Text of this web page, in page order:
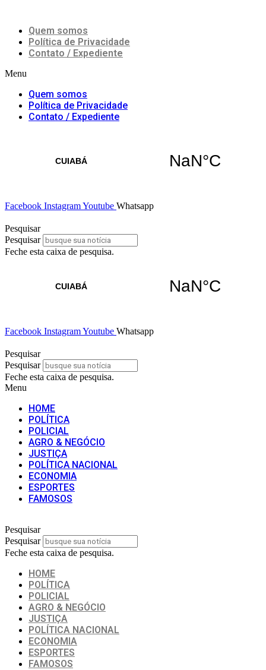
conteúdo
Quem somos
Política de Privacidade
Contato / Expediente
Menu
Quem somos
Política de Privacidade
Contato / Expediente
Facebook InstagramYoutube Whatsapp
Pesquisar
Pesquisar
Feche esta caixa de pesquisa.
Facebook InstagramYoutube Whatsapp
Pesquisar
Pesquisar
Feche esta caixa de pesquisa.
Menu
HOME
POLÍTICA
POLICIAL
AGRO & NEGÓCIO
JUSTIÇA
POLÍTICA NACIONAL
ECONOMIA
ESPORTES
FAMOSOS
Pesquisar
Pesquisar
Feche esta caixa de pesquisa.
HOME
POLÍTICA
POLICIAL
AGRO & NEGÓCIO
JUSTIÇA
POLÍTICA NACIONAL
ECONOMIA
ESPORTES
FAMOSOS